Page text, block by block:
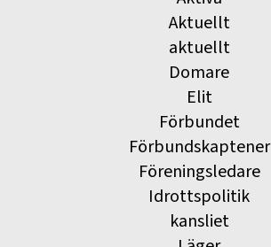
Aktuellt
aktuellt
Domare
Elit
Förbundet
Förbundskaptener
Föreningsledare
Idrottspolitik
kansliet